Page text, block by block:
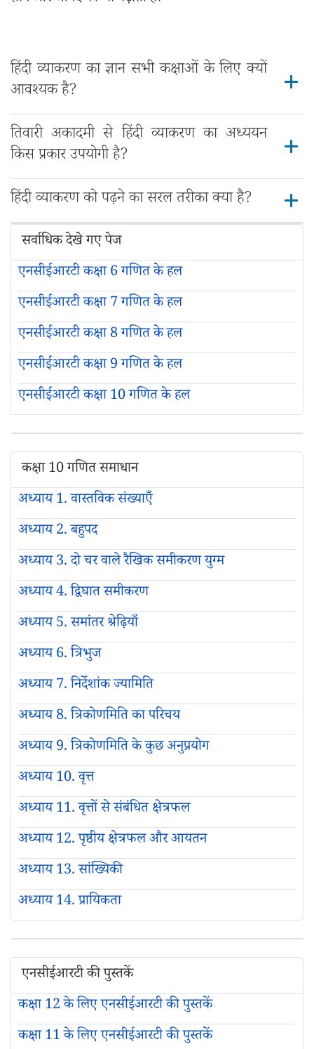
हिंदी व्याकरण का ज्ञान सभी कक्षाओं के लिए क्यों
आवश्यक है?
तिवारी अकादमी से हिंदी व्याकरण का अध्ययन
किस प्रकार उपयोगी है?
हिंदी व्याकरण को पढ़ने का सरल तरीका क्या है?
सर्वाधिक देखे गए पेज
एनसीईआरटी कक्षा 6 गणित के हल
एनसीईआरटी कक्षा 7 गणित के हल
एनसीईआरटी कक्षा 8 गणित के हल
एनसीईआरटी कक्षा 9 गणित के हल
एनसीईआरटी कक्षा 10 गणित के हल
कक्षा 10 गणित समाधान
अध्याय 1. वास्तविक संख्याएँ
अध्याय 2. बहुपद
अध्याय 3. दो चर वाले रैखिक समीकरण युग्म
अध्याय 4. द्विघात समीकरण
अध्याय 5. समांतर श्रेढ़ियाँ
अध्याय 6. त्रिभुज
अध्याय 7. निर्देशांक ज्यामिति
अध्याय 8. त्रिकोणमिति का परिचय
अध्याय 9. त्रिकोणमिति के कुछ अनुप्रयोग
अध्याय 10. वृत्त
अध्याय 11. वृत्तों से संबंधित क्षेत्रफल
अध्याय 12. पृष्ठीय क्षेत्रफल और आयतन
अध्याय 13. सांख्यिकी
अध्याय 14. प्रायिकता
एनसीईआरटी की पुस्तकें
कक्षा 12 के लिए एनसीईआरटी की पुस्तकें
कक्षा 11 के लिए एनसीईआरटी की पुस्तकें